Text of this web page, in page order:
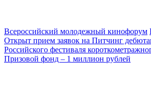
Всероссийский молодежный кинофорум
Открыт прием заявок на Питчинг
Российского фестиваля
Призовой фонд – 1 миллион рублей